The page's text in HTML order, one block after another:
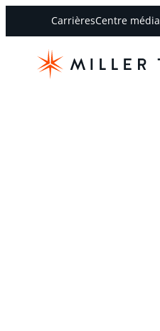
CarrièresCentre média